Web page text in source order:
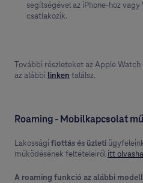
segítségével az iPhone-hoz vagy
csatlakozik.
További részleteket az Apple
az alábbi linken találsz.
Roaming - Mobilkapcsolat
Lakossági flottás és üzleti
működésének feltételeiről itt
A roaming funkció az alábbi